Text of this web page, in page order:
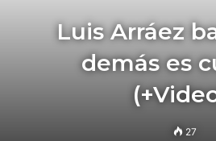
Luis Arráez
demás es
27